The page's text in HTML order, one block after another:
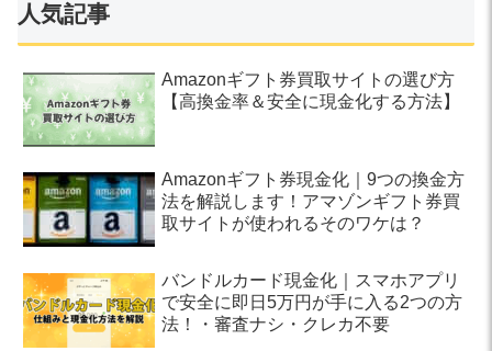
人気記事
Amazonギフト券買取サイトの選び方
【高換金率＆安全に現金化する方法】
Amazonギフト券現金化｜9つの換金方
法を解説します！アマゾンギフト券買
取サイトが使われるそのワケは？
バンドルカード現金化｜スマホアプリ
で安全に即日5万円が手に入る2つの方
法！・審査ナシ・クレカ不要